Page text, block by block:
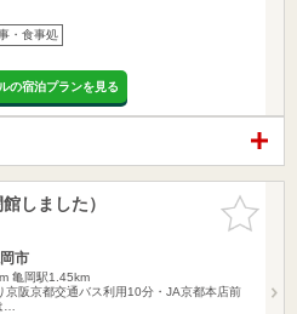
・食事処
の宿泊プランを見る
お気に入
りに追加
しました）
市
亀岡駅1.45km
京阪京都交通バス利用10分・JA京都本店前
…